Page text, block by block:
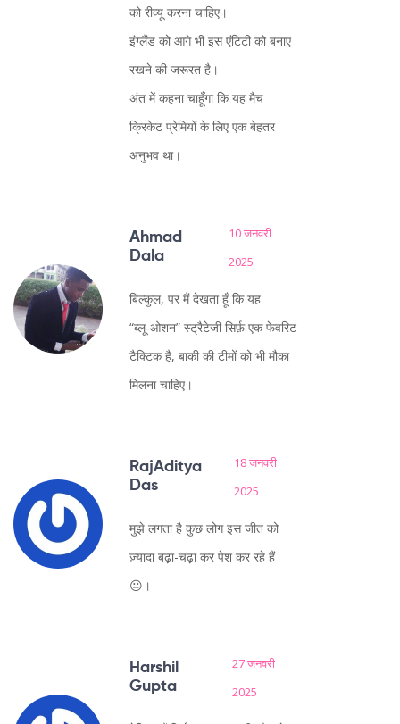
को रीव्यू करना चाहिए।
इंग्लैंड को आगे भी इस एंटिटी को बनाए
रखने की जरूरत है।
अंत में कहना चाहूँगा कि यह मैच
क्रिकेट प्रेमियों के लिए एक बेहतर
अनुभव था।
Ahmad
Dala
10 जनवरी
2025
बिल्कुल, पर मैं देखता हूँ कि यह
“ब्लू‑ओशन” स्ट्रैटेजी सिर्फ़ एक फेवरिट
टैक्टिक है, बाकी की टीमों को भी मौका
मिलना चाहिए।
RajAditya
Das
18 जनवरी
2025
मुझे लगता है कुछ लोग इस जीत को
ज़्यादा बढ़ा-चढ़ा कर पेश कर रहे हैं
😐।
Harshil
Gupta
27 जनवरी
2025